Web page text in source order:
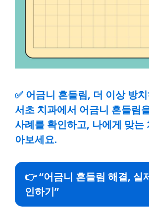
✅ 어금니 흔들림, 더 이상 방
서초 치과에서 어금니 흔들림
사례를 확인하고, 나에게 맞는
아보세요.
👉 “어금니 흔들림 해결, 실
인하기”